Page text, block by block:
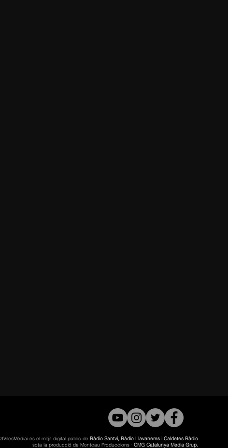
3VilesMèdiai és el mitjà digital públic de Ràdio Santvi, Ràdio Llavaneres i Caldetes Ràdio
sota la producció de Montcau Produccions · CMG Catalunya Media Grup.